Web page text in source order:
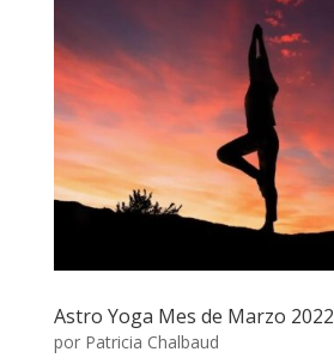
Astro Yoga Mes de Marzo 2022
por Patricia Chalbaud